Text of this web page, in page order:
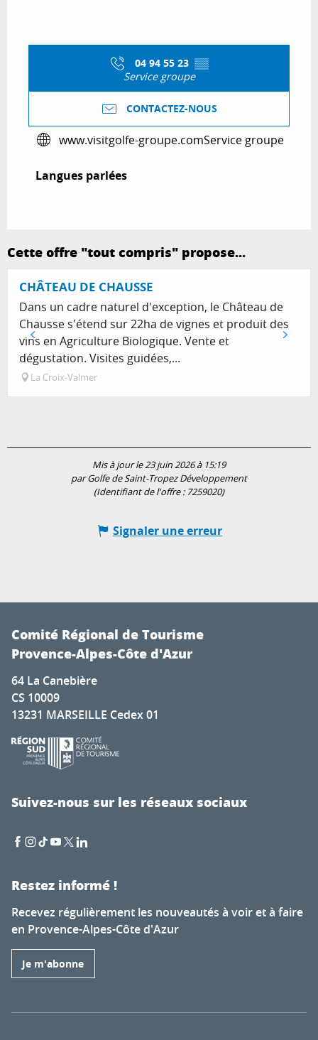
04 94 55 23 ▒▒
Service groupe
CONTACTEZ-NOUS
www.visitgolfe-groupe.comService groupe
Langues parlées
Langues parlées
Cette offre "tout compris" propose...
CHÂTEAU DE CHAUSSE
Dans un cadre naturel d'exception, le Château de
Chausse s'étend sur 22ha de vignes et produit des
vins en Agriculture Biologique. Vente et
dégustation. Visites guidées,...
La Croix-Valmer
Mis à jour le 23 juin 2026 à 15:19
par Golfe de Saint-Tropez Développement
(Identifiant de l'offre : 7259020)
Signaler une erreur
Comité Régional de Tourisme
Provence-Alpes-Côte d'Azur
64 La Canebière
CS 10009
13231 MARSEILLE Cedex 01
Suivez-nous sur les réseaux sociaux
Restez informé !
Recevez régulièrement les nouveautés à voir et à faire
en Provence-Alpes-Côte d'Azur
Je m'abonne